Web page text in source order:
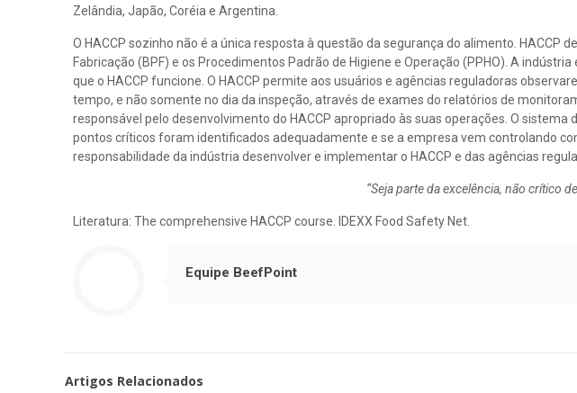
Zelândia, Japão, Coréia e Argentina.
O HACCP sozinho não é a única resposta à questão da segurança do alimento. HACCP
Fabricação (BPF) e os Procedimentos Padrão de Higiene e Operação (PPHO). A
que o HACCP funcione. O HACCP permite aos usuários e agências reguladoras
tempo, e não somente no dia da inspeção, através de exames do relatórios de
responsável pelo desenvolvimento do HACCP apropriado às suas operações. O sistema
pontos críticos foram identificados adequadamente e se a empresa vem controlando
responsabilidade da indústria desenvolver e implementar o HACCP e das agências
“Seja parte da excelência, não crítico
Literatura: The comprehensive HACCP course. IDEXX Food Safety Net.
Equipe BeefPoint
Artigos Relacionados